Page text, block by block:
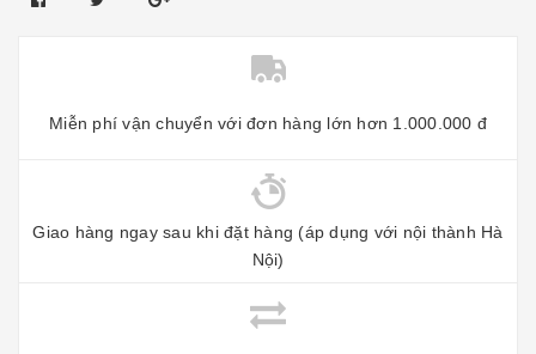
Miễn phí vận chuyển với đơn hàng lớn hơn 1.000.000 đ
Giao hàng ngay sau khi đặt hàng (áp dụng với nội thành Hà
Nội)